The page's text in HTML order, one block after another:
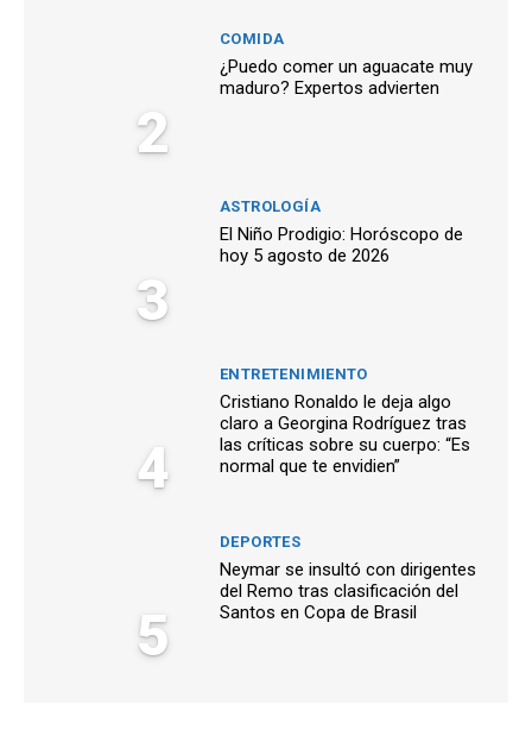
2
COMIDA
¿Puedo comer un aguacate muy
maduro? Expertos advierten
3
ASTROLOGÍA
El Niño Prodigio: Horóscopo de
hoy 5 agosto de 2026
4
ENTRETENIMIENTO
Cristiano Ronaldo le deja algo
claro a Georgina Rodríguez tras
las críticas sobre su cuerpo: “Es
normal que te envidien”
5
DEPORTES
Neymar se insultó con dirigentes
del Remo tras clasificación del
Santos en Copa de Brasil